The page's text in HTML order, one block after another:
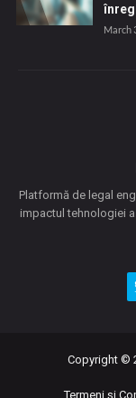
March
Platformă de legal
impactul tehnologiei
Copyright ©
Termeni și